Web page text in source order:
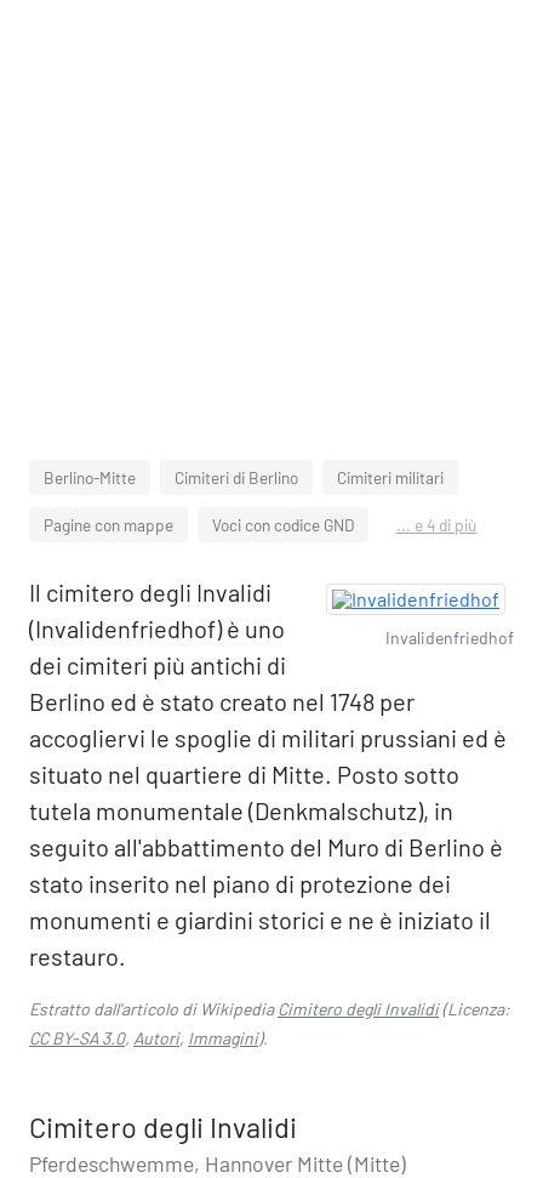
Berlino-Mitte Cimiteri di Berlino Cimiteri militari
Pagine con mappe Voci con codice GND ... e 4 di più
Invalidenfriedhof
Il cimitero degli Invalidi
(Invalidenfriedhof) è uno
dei cimiteri più antichi di
Berlino ed è stato creato nel 1748 per
accogliervi le spoglie di militari prussiani ed è
situato nel quartiere di Mitte. Posto sotto
tutela monumentale (Denkmalschutz), in
seguito all'abbattimento del Muro di Berlino è
stato inserito nel piano di protezione dei
monumenti e giardini storici e ne è iniziato il
restauro.
Estratto dall'articolo di WikipediaCimitero degli Invalidi(Licenza:
CC BY-SA 3.0, Autori, Immagini).
Cimitero degli Invalidi
Pferdeschwemme, Hannover Mitte (Mitte)